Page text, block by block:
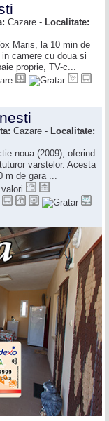
Cazare - Localitate:
Maris, la 10 min de
camere cu doua si
proprie, TV-c...
Cazare - Localitate:
noua (2009), oferind
varstelor. Acesta
m de gara ...